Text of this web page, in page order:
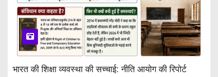
भारत की शिक्षा व्यवस्था की सच्चाई: नीति आयोग की रिपोर्ट